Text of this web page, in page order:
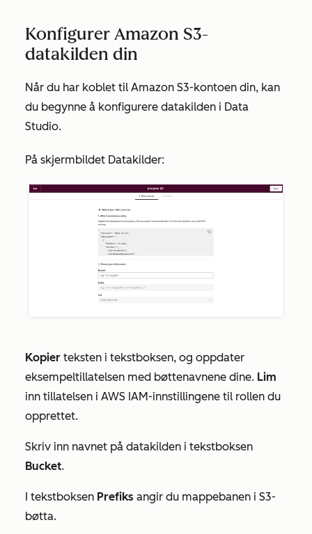
Konfigurer Amazon S3-
datakilden din
Når du har koblet til Amazon S3-kontoen din, kan
du begynne å konfigurere datakilden i Data
Studio.
På skjermbildet Datakilder:
Kopier teksten i tekstboksen, og oppdater
eksempeltillatelsen med bøttenavnene dine. Lim
inn tillatelsen i AWS IAM-innstillingene til rollen du
opprettet.
Skriv inn navnet på datakilden i tekstboksen
Bucket.
I tekstboksen Prefiks angir du mappebanen i S3-
bøtta.